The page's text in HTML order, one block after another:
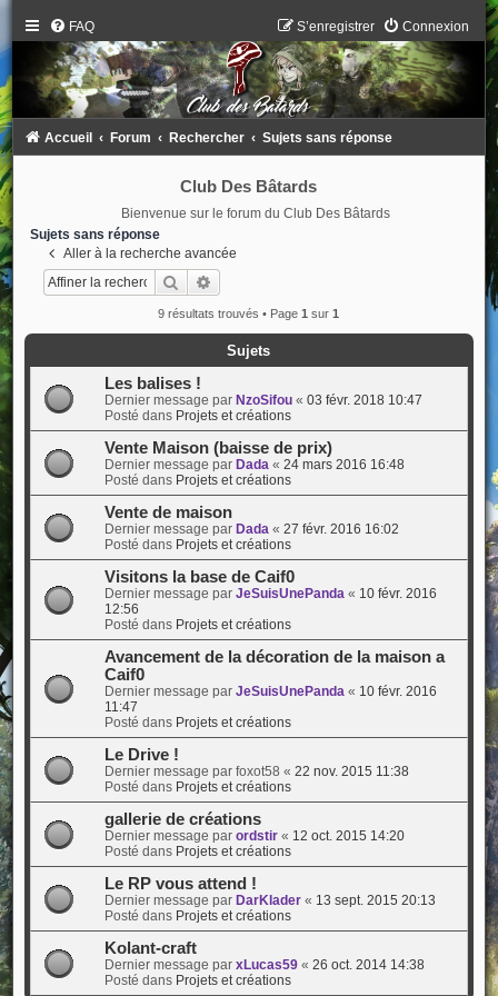
FAQ Connexion
S’enregistrer
Accueil Forum Rechercher Sujets sans réponse
Club Des Bâtards
Bienvenue sur le forum du Club Des Bâtards
Sujets sans réponse
Aller à la recherche avancée
Rechercher
9 résultats trouvés • Page1 sur1
Sujets
Les balises !
Dernier message par NzoSifou« 03 févr. 2018 10:47
Posté dans Projets et créations
Vente Maison (baisse de prix)
Dernier message par Dada « 24 mars 2016 16:48
Posté dans Projets et créations
Vente de maison
Dernier message par Dada « 27 févr. 2016 16:02
Posté dans Projets et créations
Visitons la base de Caif0
Dernier message par JeSuisUnePanda « 10 févr. 2016
12:56
Posté dans Projets et créations
Avancement de la décoration de la maison a
Caif0
Dernier message par JeSuisUnePanda « 10 févr. 2016
11:47
Posté dans Projets et créations
Le Drive !
Dernier message par foxot58 « 22 nov. 2015 11:38
Posté dans Projets et créations
gallerie de créations
Dernier message par ordstir« 12 oct. 2015 14:20
Posté dans Projets et créations
Le RP vous attend !
Dernier message par DarKlader« 13 sept. 2015 20:13
Posté dans Projets et créations
Kolant-craft
Dernier message par xLucas59« 26 oct. 2014 14:38
Posté dans Projets et créations